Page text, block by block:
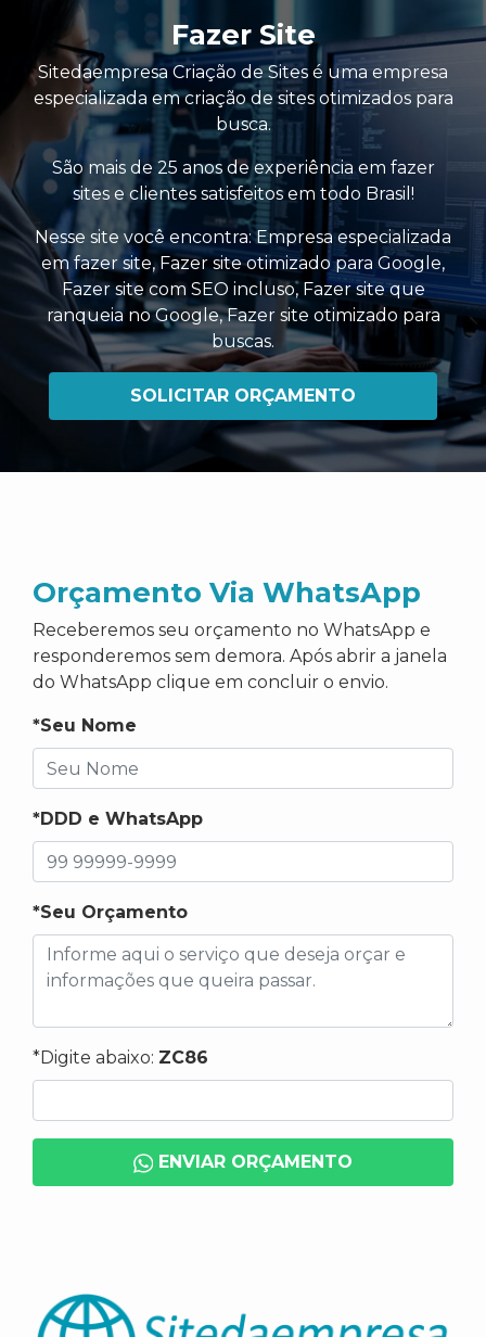
Fazer Site
Sitedaempresa Criação de Sites é uma empresa
especializada em criação de sites otimizados para
busca.
São mais de 25 anos de experiência em fazer
sites e clientes satisfeitos em todo Brasil!
Nesse site você encontra:Empresa especializada
em fazer site,Fazer site otimizado para Google,
Fazer site com SEO incluso, Fazer site que
ranqueia no Google,Fazer site otimizado para
buscas.
SOLICITAR ORÇAMENTO
Orçamento Via WhatsApp
Receberemos seu orçamento no WhatsApp e
responderemos sem demora. Após abrir a janela
do WhatsApp clique em concluir o envio.
*Seu Nome
*DDD e WhatsApp
*Seu Orçamento
*Digite abaixo: ZC86
ENVIAR ORÇAMENTO